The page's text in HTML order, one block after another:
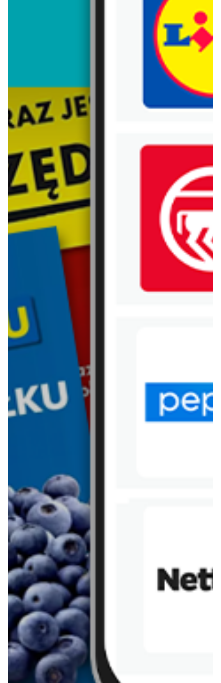
Trafiłeś na nieaktualną gazetkę
Zobacz aktualne gazetki Blix!
Bershka
aktualna
Bershka
TOPY damskie od 49,90 PLN
WIĘCEJ GAZETEK BERSHKA